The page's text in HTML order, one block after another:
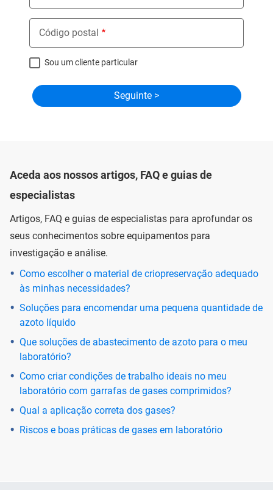
Código postal
Sou um cliente particular
Aceda aos nossos artigos, FAQ e guias de
especialistas
Artigos, FAQ e guias de especialistas para aprofundar os
seus conhecimentos sobre equipamentos para
investigação e análise.
Como escolher o material de criopreservação adequado
às minhas necessidades?
Soluções para encomendar uma pequena quantidade de
azoto líquido
Que soluções de abastecimento de azoto para o meu
laboratório?
Como criar condições de trabalho ideais no meu
laboratório com garrafas de gases comprimidos?
Qual a aplicação correta dos gases?
Riscos e boas práticas de gases em laboratório